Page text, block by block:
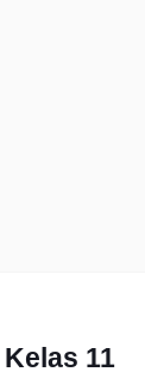
11